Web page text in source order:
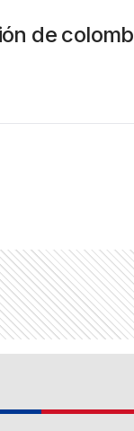
de